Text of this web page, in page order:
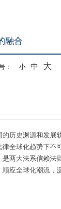
融合
： 小 中 大
历史渊源和发
全球化趋势下
两大法系信赖
应全球化潮流，